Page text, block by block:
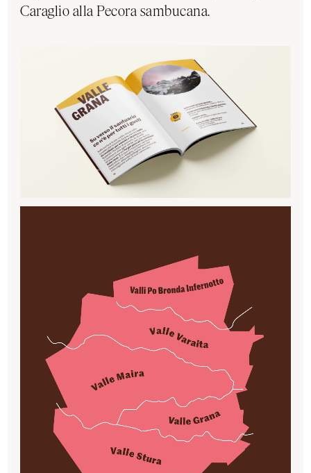
Caraglio alla Pecora sambucana.